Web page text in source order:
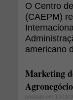
O Centro
(CAEPM)
americano
Marketing
postado em 13/11/